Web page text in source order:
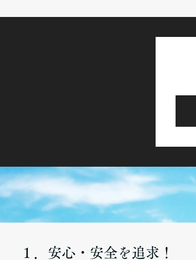
１．安心・安全を追求！